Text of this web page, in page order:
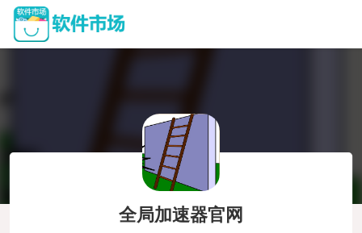
全局加速器官网